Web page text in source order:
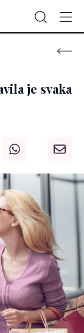
je svaka